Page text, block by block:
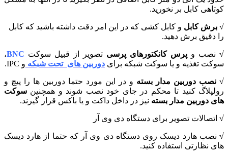
کابل بر نخورید.
کابلو کابل کشی که در این امر دقت داشته باشید که کابل
دقیق برش دهید.
نصب و پرس کانکتورهای پرسیتصویر از قبیل سوکتBNC،
تغذیه و یا سوکت شبکه برای دوربین های تحت شبکه و IPC.
دوربین مدار بستهو در این مورد حتما دوربین ها را پیچ و
کنید تا محکم در جای خود نصب شوند و همچنینسوکت
دوربین مدار بستهنیز در داخل داکت و یا باکس قرار گیرند.
اتصالات تصویر برای دستگاه دی وی آر
نصب هارد دیسک روی دستگاه دی وی آر که حتما از هارد دیسک
نظارتی استفاده کنید.